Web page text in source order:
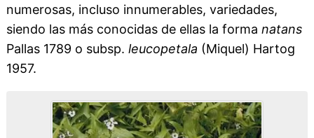
numerosas, incluso innumerables, variedades,
siendo las más conocidas de ellas la forma natans
Pallas 1789 o subsp. leucopetala (Miquel) Hartog
1957.